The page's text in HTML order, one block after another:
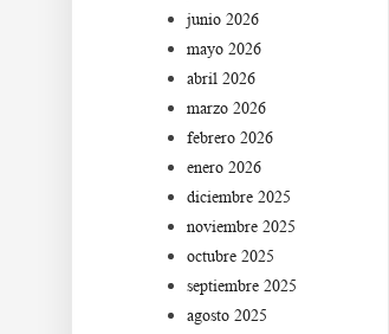
junio 2026
mayo 2026
abril 2026
marzo 2026
febrero 2026
enero 2026
diciembre 2025
noviembre 2025
octubre 2025
septiembre 2025
agosto 2025